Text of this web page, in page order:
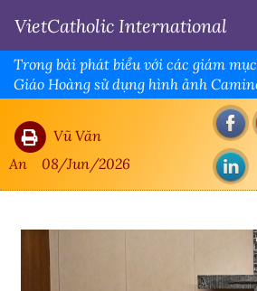
VietCatholic International
Trong bài phát biểu với các giám
Giáo Hoàng sử dụng hình ảnh
Vũ Văn
An
08/Jun/2026